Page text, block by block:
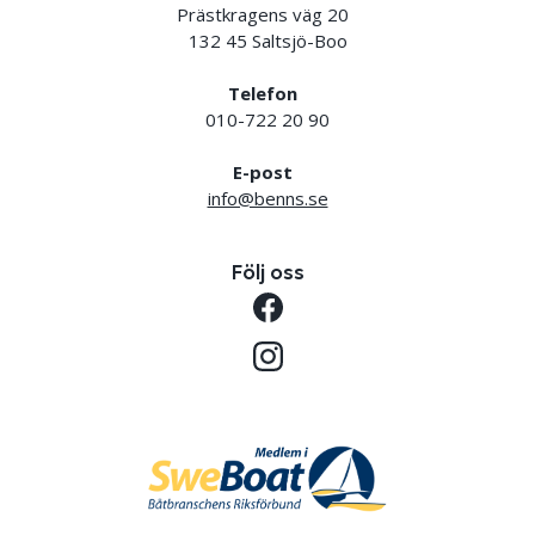
Prästkragens väg 20
132 45 Saltsjö-Boo
Telefon
010-722 20 90
E-post
info@benns.se
Följ oss